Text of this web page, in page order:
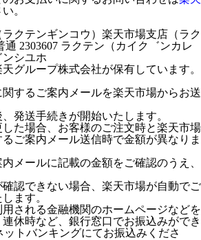
。
ラクテンギンコウ）楽天市場支店（ラク
2303607 ラクテン（カイク゛ンカレ
ンシユホ
グループ株式会社が保有しています。
するご案内メールを楽天市場からお送
発送手続きが開始いたします。
た場合、お客様のご注文時と楽天市場
ご案内メール送信時で金額が異なりま
メールに記載の金額をご確認のうえ、
認できない場合、楽天市場が自動でご
ます。
される金融機関のホームページなどを
休時など、銀行窓口でお振込みができ
トバンキングにてお振込みくださ